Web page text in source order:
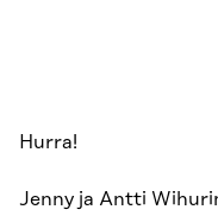
Hurra!
Jenny ja Antti